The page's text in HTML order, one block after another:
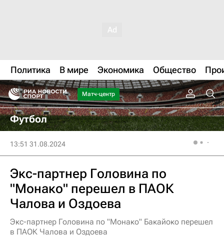
Политика В мире Экономика Общество
Матч-центр
Футбол
13:51 31.08.2024
Экс-партнер Головина по
"Монако" перешел в ПАОК
Чалова и Оздоева
Экс-партнер Головина по "Монако" Бакайоко перешел
в ПАОК Чалова и Оздоева